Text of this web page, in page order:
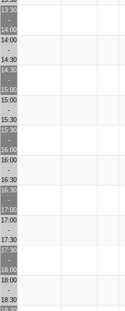
13:30
-
14:00
14:00
-
14:30
14:30
-
15:00
15:00
-
15:30
15:30
-
16:00
16:00
-
16:30
16:30
-
17:00
17:00
-
17:30
17:30
-
18:00
18:00
-
18:30